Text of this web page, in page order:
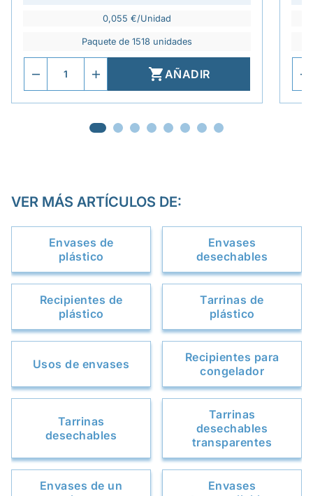
0,055 €/Unidad
Paquete de 1518 unidades
AÑADIR
VER MÁS ARTÍCULOS DE:
Envases de
plástico
Envases
desechables
Recipientes de
plástico
Tarrinas de
plástico
Usos de envases
Recipientes para
congelador
Tarrinas
desechables
Tarrinas
desechables
transparentes
Envases de un
Envases